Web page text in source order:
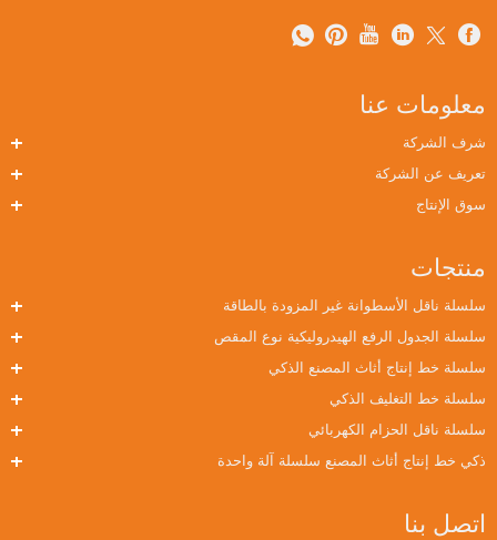
معلومات عنا
شرف الشركة
تعريف عن الشركة
سوق الإنتاج
منتجات
سلسلة ناقل الأسطوانة غير المزودة بالطاقة
سلسلة الجدول الرفع الهيدروليكية نوع المقص
سلسلة خط إنتاج أثاث المصنع الذكي
سلسلة خط التغليف الذكي
سلسلة ناقل الحزام الكهربائي
ذكي خط إنتاج أثاث المصنع سلسلة آلة واحدة
اتصل بنا